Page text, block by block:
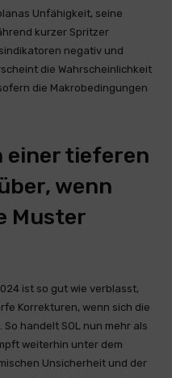
Unfähigkeit, seine
kurzer Spritzer
negativ und
die Wahrscheinlichkeit
die Makrobedingungen
einer tieferen
wenn
Muster
ist so gut wie verblasst,
Korrekturen, wenn sich die
handelt SOL nun mehr als
weiterhin unter dem
Unsicherheit und der